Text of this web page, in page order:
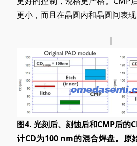
更小，而且在晶圆内和晶圆间表现
图4. 光刻后、刻蚀后和CMP后的
计CD为100 nm的混合焊盘。原